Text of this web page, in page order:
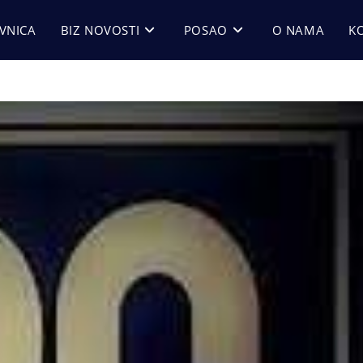
BIZ NOVOSTI POSAO O NAMA